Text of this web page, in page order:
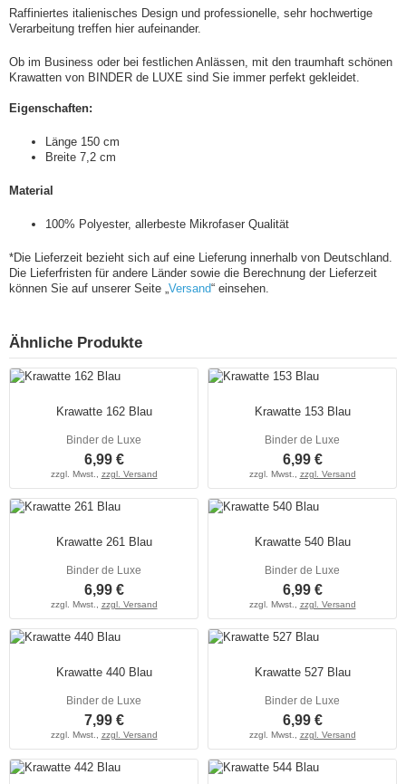
Raffiniertes italienisches Design und professionelle, sehr hochwertige
Verarbeitung treffen hier aufeinander.
Ob im Business oder bei festlichen Anlässen, mit den traumhaft schönen
Krawatten von BINDER de LUXE sind Sie immer perfekt gekleidet.
Eigenschaften:
Länge 150 cm
Breite 7,2 cm
Material
100% Polyester, allerbeste Mikrofaser Qualität
*Die Lieferzeit bezieht sich auf eine Lieferung innerhalb von Deutschland.
Die Lieferfristen für andere Länder sowie die Berechnung der Lieferzeit
können Sie auf unserer Seite „Versand“ einsehen.
Ähnliche Produkte
Krawatte 162 Blau
Binder de Luxe
6,99 €
zzgl. Mwst., zzgl. Versand
Krawatte 153 Blau
Binder de Luxe
6,99 €
zzgl. Mwst., zzgl. Versand
Krawatte 261 Blau
Binder de Luxe
6,99 €
zzgl. Mwst., zzgl. Versand
Krawatte 540 Blau
Binder de Luxe
6,99 €
zzgl. Mwst., zzgl. Versand
Krawatte 440 Blau
Binder de Luxe
7,99 €
zzgl. Mwst., zzgl. Versand
Krawatte 527 Blau
Binder de Luxe
6,99 €
zzgl. Mwst., zzgl. Versand